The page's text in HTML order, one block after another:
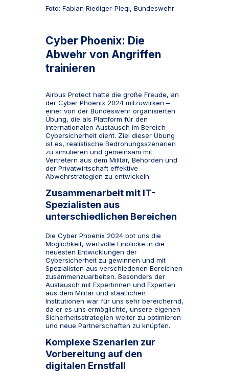
Foto: Fabian Riediger-Pleqi, Bundeswehr
Cyber Phoenix: Die
Abwehr von Angriffen
trainieren
Airbus Protect hatte die große Freude, an
der Cyber Phoenix 2024 mitzuwirken –
einer von der Bundeswehr organisierten
Übung, die als Plattform für den
internationalen Austausch im Bereich
Cybersicherheit dient. Ziel dieser Übung
ist es, realistische Bedrohungsszenarien
zu simulieren und gemeinsam mit
Vertretern aus dem Militär, Behörden und
der Privatwirtschaft effektive
Abwehrstrategien zu entwickeln.
Zusammenarbeit mit IT-
Spezialisten aus
unterschiedlichen Bereichen
Die Cyber Phoenix 2024 bot uns die
Möglichkeit, wertvolle Einblicke in die
neuesten Entwicklungen der
Cybersicherheit zu gewinnen und mit
Spezialisten aus verschiedenen Bereichen
zusammenzuarbeiten. Besonders der
Austausch mit Expertinnen und Experten
aus dem Militär und staatlichen
Institutionen war für uns sehr bereichernd,
da er es uns ermöglichte, unsere eigenen
Sicherheitsstrategien weiter zu optimieren
und neue Partnerschaften zu knüpfen.
Komplexe Szenarien zur
Vorbereitung auf den
digitalen Ernstfall